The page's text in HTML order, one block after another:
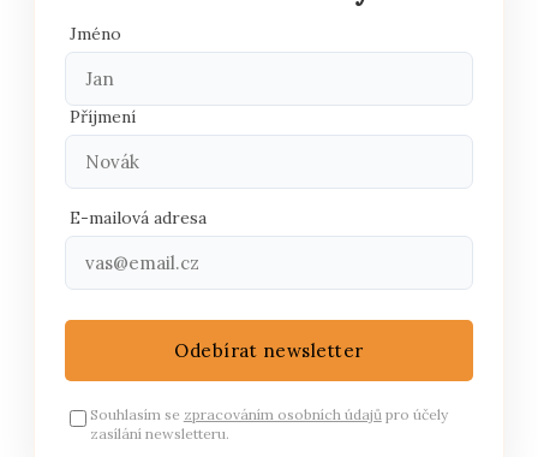
Jméno
Příjmení
E-mailová adresa
Odebírat newsletter
Souhlasím se zpracováním osobních údajů pro účely
zasílání newsletteru.